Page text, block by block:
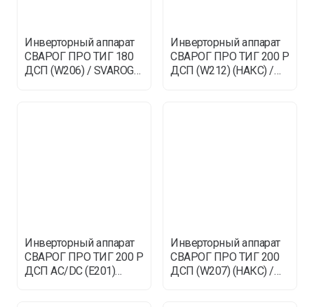
Инверторный аппарат
СВАРОГ ПРО ТИГ 180
ДСП (W206) / SVAROG
Инверторный аппарат
СВАРОГ ПРО ТИГ 200 P
ДСП (W212) (НАКС) /
Инверторный аппарат
СВАРОГ ПРО ТИГ 200 P
ДСП AC/DC (E201)
Инверторный аппарат
СВАРОГ ПРО ТИГ 200
ДСП (W207) (НАКС) /